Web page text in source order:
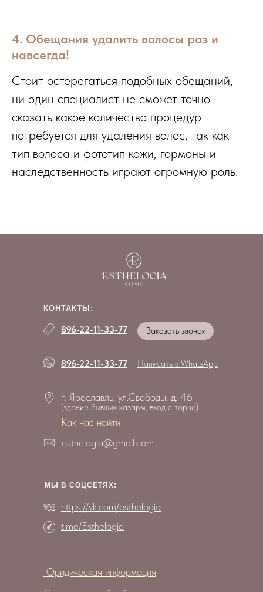
4. Обещания удалить волосы раз и
навсегда!
Стоит остерегаться подобных обещаний,
ни один специалист не сможет точно
сказать какое количество процедур
потребуется для удаления волос, так как
тип волоса и фототип кожи, гормоны и
наследственность играют огромную роль.
КОНТАКТЫ:
МЫ В СОЦCЕТЯХ:
г. Ярославль, ул.Свободы, д. 46
896-22-11-33-77
896-22-11-33-77 Написать в WhatsApp
(здание бывших казарм, вход с торца)
esthelogia@gmail.com
https://vk.com/esthelogia
t.me/Esthelogia
Заказать звонок
Как нас найти
Юридическая информация